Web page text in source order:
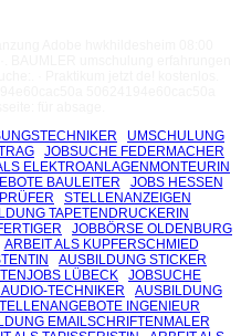
UMSCHULUNG
JOBSUCHE FEDERMACHER
ELEKTROANLAGENMONTEURIN
BAULEITER
JOBS HESSEN
STELLENANZEIGEN
TAPETENDRUCKERIN
JOBBÖRSE OLDENBURG
ARBEIT ALS KUPFERSCHMIED
AUSBILDUNG STICKER
LÜBECK
JOBSUCHE
TECHNIKER
AUSBILDUNG
INGENIEUR
EMAILSCHRIFTENMALER